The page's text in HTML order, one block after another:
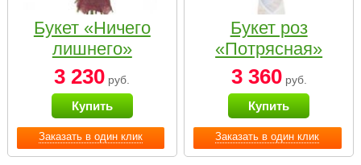
Заказать в один клик
Букет «Ничего
лишнего»
3 230 руб.
Купить
Заказать в один клик
Букет роз
«Потрясная»
3 360руб.
Купить